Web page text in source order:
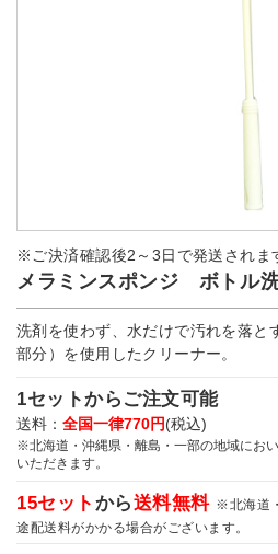
※ご決済確認後2～3日で発送されま
メラミンスポンジ ボトル
洗剤を使わず、水だけで汚れを落と
部分）を使用したクリーナー。
1セットからご注文可能
送料： 全国一律770円(税込)
※北海道・沖縄県・離島・一部の地域にお
いただきます。
15セット から送料無料 ※北海道
途配送料がかかる場合がございます。